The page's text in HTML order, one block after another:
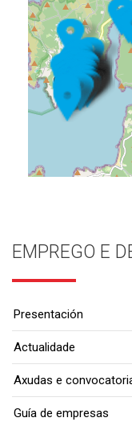
EMPREGO E
Presentación
Actualidade
Axudas e
Guía de empresas